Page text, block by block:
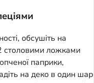
обсушіть на
столовими ложками
паприки,
на деко в один шар